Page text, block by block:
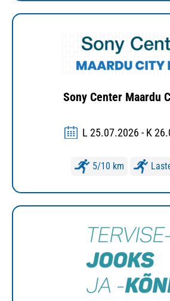
Sony Center Maardu
L 25.07.2026 - K
5/10 km